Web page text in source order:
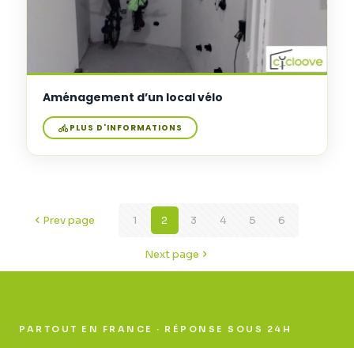
Aménagement d’un local vélo
PLUS D'INFORMATIONS
Prev page 1 2 3 4 5 6
Next page
PARTOUT EN FRANCE · RÉPONSE SOUS 24H